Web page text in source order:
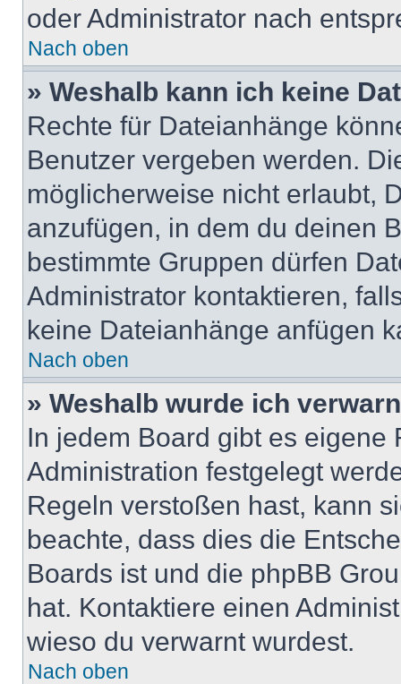
oder Administrator nach
Nach oben
» Weshalb kann ich keine
Rechte für Dateianhänge
Benutzer vergeben werden.
möglicherweise nicht erlaubt,
anzufügen, in dem du deinen
bestimmte Gruppen dürfen
Administrator kontaktieren,
keine Dateianhänge anfügen
Nach oben
» Weshalb wurde ich
In jedem Board gibt es
Administration festgelegt
Regeln verstoßen hast, kann
beachte, dass dies die
Boards ist und die phpBB
hat. Kontaktiere einen
wieso du verwarnt wurdest.
Nach oben